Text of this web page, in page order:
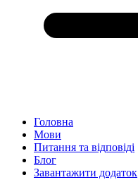
Головна
Мови
Питання та відповіді
Блог
Завантажити додаток